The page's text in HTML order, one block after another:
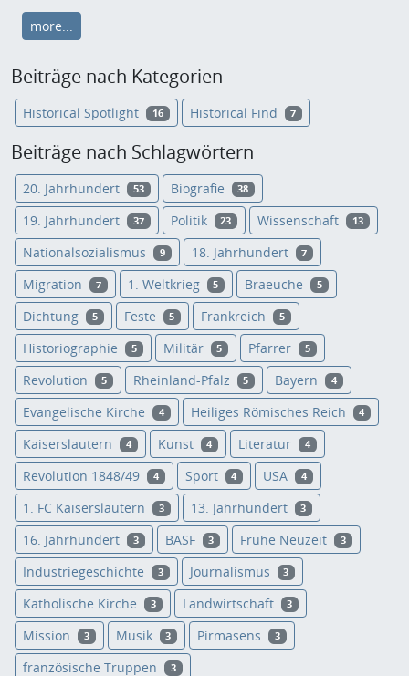
more...
Beiträge nach Kategorien
Historical Spotlight 16 Historical Find 7
Beiträge nach Schlagwörtern
20. Jahrhundert 53 Biografie 38
19. Jahrhundert 37 Politik 23 Wissenschaft 13
Nationalsozialismus 9 18. Jahrhundert 7
Migration 7 1. Weltkrieg 5 Braeuche 5
Dichtung 5 Feste 5 Frankreich 5
Historiographie 5 Militär 5 Pfarrer 5
Revolution 5 Rheinland-Pfalz 5 Bayern 4
Evangelische Kirche 4 Heiliges Römisches Reich 4
Kaiserslautern 4 Kunst 4 Literatur 4
Revolution 1848/49 4 Sport 4 USA 4
1. FC Kaiserslautern 3 13. Jahrhundert 3
16. Jahrhundert 3 BASF 3 Frühe Neuzeit 3
Industriegeschichte 3 Journalismus 3
Katholische Kirche 3 Landwirtschaft 3
Mission 3 Musik 3 Pirmasens 3
französische Truppen 3